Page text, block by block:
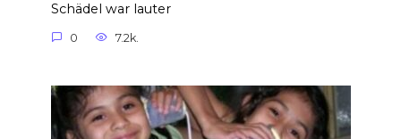
Schädel war lauter
0 7.2k.